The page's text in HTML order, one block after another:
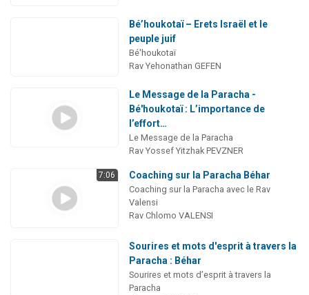
Bé’houkotaï – Erets Israël et le
peuple juif
Bé'houkotaï
Rav Yehonathan GEFEN
Le Message de la Paracha -
Bé'houkotaï : L’importance de
l’effort…
Le Message de la Paracha
Rav Yossef Yitzhak PEVZNER
7:06 Coaching sur la Paracha Béhar
Coaching sur la Paracha avec le Rav
Valensi
Rav Chlomo VALENSI
Sourires et mots d'esprit à travers la
Paracha : Béhar
Sourires et mots d’esprit à travers la
Paracha